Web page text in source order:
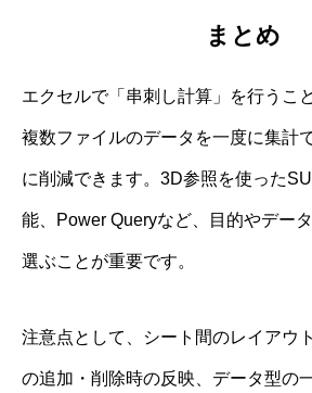
まとめ
エクセルで「串刺し計算」を行うこ
複数ファイルのデータを一度に集計
に削減できます。3D参照を使った
能、Power Queryなど、目的やデー
選ぶことが重要です。
注意点として、シート間のレイアウ
の追加・削除時の反映、データ型の